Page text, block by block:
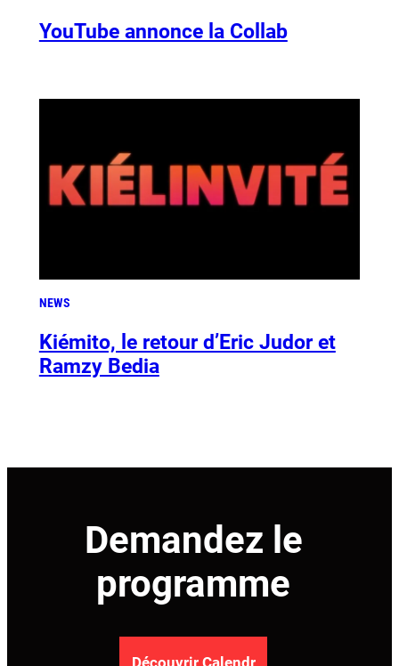
YouTube annonce la Collab
NEWS
Kiémito, le retour d’Eric Judor et
Ramzy Bedia
Demandez le
programme
Découvrir Calendr